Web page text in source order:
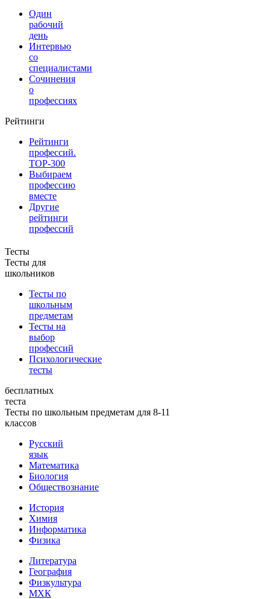
Один
рабочий
день
Интервью
со
специалистами
Сочинения
о
профессиях
Рейтинги
Рейтинги
профессий.
TOP-300
Выбираем
профессию
вместе
Другие
рейтинги
профессий
Тесты
Тесты для
школьников
Тесты по
школьным
предметам
Тесты на
выбор
профессий
Психологические
тесты
бесплатных
теста
Тесты по школьным предметам для 8-11
классов
Русский
язык
Математика
Биология
Обществознание
История
Химия
Информатика
Физика
Литература
География
Физкультура
МХК